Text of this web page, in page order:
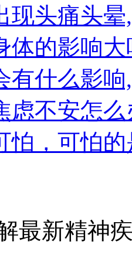
现头痛头
体的影响
有什么影
虑不安怎
怕，可怕
最新精神